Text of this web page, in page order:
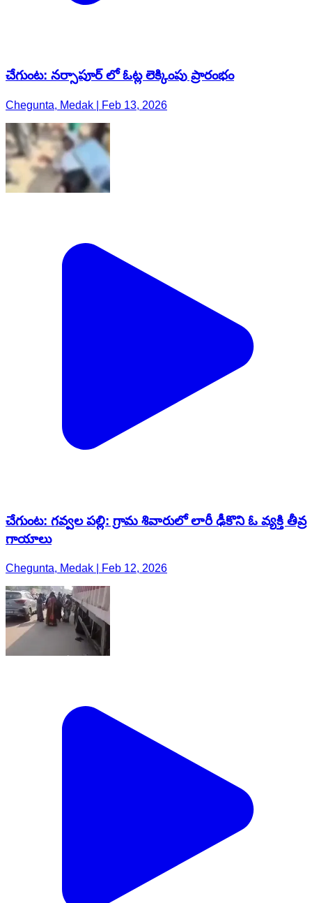
చేగుంట: నర్సాపూర్ లో ఓట్ల లెక్కింపు ప్రారంభం
Chegunta, Medak | Feb 13, 2026
చేగుంట: గవ్వల పల్లి: గ్రామ శివారులో లారీ ఢీకొని ఓ వ్యక్తి తీవ్ర
గాయాలు
Chegunta, Medak | Feb 12, 2026